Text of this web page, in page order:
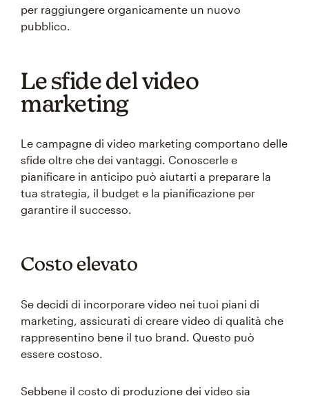
per raggiungere organicamente un nuovo
pubblico.
Le sfide del video
marketing
Le campagne di video marketing comportano delle
sfide oltre che dei vantaggi. Conoscerle e
pianificare in anticipo può aiutarti a preparare la
tua strategia, il budget e la pianificazione per
garantire il successo.
Costo elevato
Se decidi di incorporare video nei tuoi piani di
marketing, assicurati di creare video di qualità che
rappresentino bene il tuo brand. Questo può
essere costoso.
Sebbene il costo di produzione dei video sia